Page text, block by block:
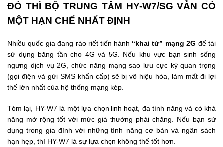
ĐÓ THÌ BỘ TRUNG TÂM HY-W7/SG VẪN CÓ
MỘT HẠN CHẾ NHẤT ĐỊNH
Nhiều quốc gia đang ráo riết tiến hành “khai tử” mạng 2G để tái
sử dụng băng tần cho 4G và 5G. Nếu khu vực bạn sinh sống
ngưng dịch vụ 2G, chức năng mạng sao lưu cực kỳ quan trọng
(gọi điện và gửi SMS khẩn cấp) sẽ bị vô hiệu hóa, làm mất đi lợi
thế lớn nhất của hệ thống mạng kép.
Tóm lại, HY-W7 là một lựa chọn linh hoạt, đa tính năng và có khả
năng mở rộng tốt với mức giá thường phải chăng. Nếu bạn sử
dụng trong gia đình với những tính năng cơ bản và ngân sách
hạn hẹp, thì HY-W7 là sự lựa chọn không thể tốt hơn.